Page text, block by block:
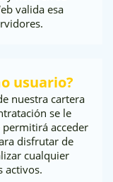
valida esa
usuario?
nuestra cartera
se le
permitirá acceder
disfrutar de
cualquier
activos.